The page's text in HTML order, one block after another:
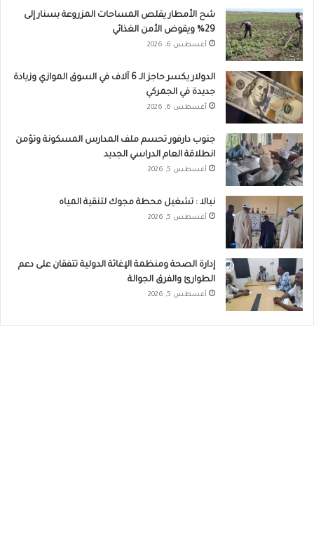
شح الأمطار يقلص المساحات المزروعة بسنار إلى
29% ويقوض الأمن الغذائي
أغسطس 6, 2026
الدولار يكسر حاجز الـ 6 آلاف في السوق الموازي وزيادة
جديدة في الجمركي
أغسطس 6, 2026
جنوب دارفور تحسم ملف المدارس المسكونة وتؤمن
انطلاقة العام الدراسي الجديد
أغسطس 5, 2026
نيالا : تشغيل محطة مجوك لتنقية المياه
أغسطس 5, 2026
إدارة الصحة ومنظمة الإغاثة الدولية تتفقان على دعم
الطوارئ والفرق الجوالة
أغسطس 5, 2026